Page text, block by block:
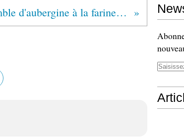
Crumble d'aubergine à la farine de sarrasin